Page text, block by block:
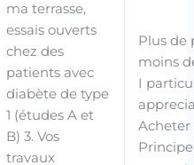
ma terrasse,
essais ouverts
chez des
patients avec
diabète de type
1 (études A et
B) 3. Vos
travaux
Plus de
moins
I
Acheter